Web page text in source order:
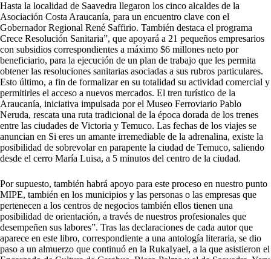
Hasta la localidad de Saavedra llegaron los cinco alcaldes de la
Asociación Costa Araucanía, para un encuentro clave con el
Gobernador Regional René Saffirio. También destaca el programa
Crece Resolución Sanitaria”, que apoyará a 21 pequeños empresarios
con subsidios correspondientes a máximo $6 millones neto por
beneficiario, para la ejecución de un plan de trabajo que les permita
obtener las resoluciones sanitarias asociadas a sus rubros particulares.
Esto último, a fin de formalizar en su totalidad su actividad comercial y
permitirles el acceso a nuevos mercados. El tren turístico de la
Araucanía, iniciativa impulsada por el Museo Ferroviario Pablo
Neruda, rescata una ruta tradicional de la época dorada de los trenes
entre las ciudades de Victoria y Temuco. Las fechas de los viajes se
anuncian en Si eres un amante irremediable de la adrenalina, existe la
posibilidad de sobrevolar en parapente la ciudad de Temuco, saliendo
desde el cerro María Luisa, a 5 minutos del centro de la ciudad.
Por supuesto, también habrá apoyo para este proceso en nuestro punto
MIPE, también en los municipios y las personas o las empresas que
pertenecen a los centros de negocios también ellos tienen una
posibilidad de orientación, a través de nuestros profesionales que
desempeñen sus labores”. Tras las declaraciones de cada autor que
aparece en este libro, correspondiente a una antología literaria, se dio
paso a un almuerzo que continuó en la RukaIyael, a la que asistieron el